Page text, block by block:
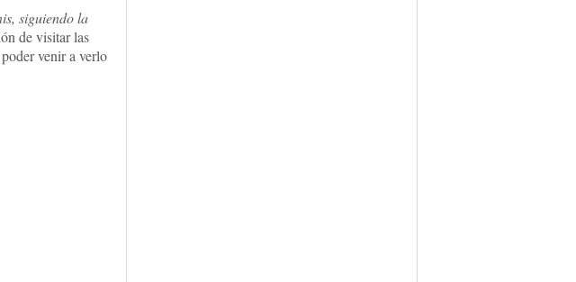
siguiendo la
de visitar las
venir a verlo